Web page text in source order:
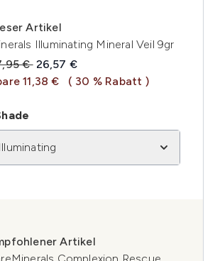
Artikel
Illuminating Mineral Veil 9gr
Preisempfehlung:
€ Aktueller Preis:
26,57 €
11,38 €
( 30 % Rabatt )
Illuminating
Artikel